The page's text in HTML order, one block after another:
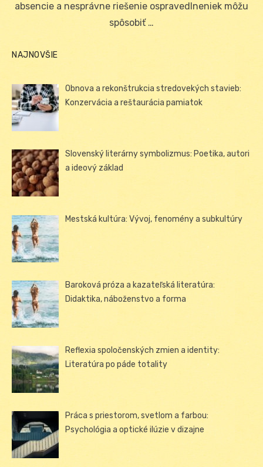
absencie a nesprávne riešenie ospravedlneniek môžu
spôsobiť …
NAJNOVŠIE
Obnova a rekonštrukcia stredovekých stavieb:
Konzervácia a reštaurácia pamiatok
Slovenský literárny symbolizmus: Poetika, autori
a ideový základ
Mestská kultúra: Vývoj, fenomény a subkultúry
Baroková próza a kazateľská literatúra:
Didaktika, náboženstvo a forma
Reflexia spoločenských zmien a identity:
Literatúra po páde totality
Práca s priestorom, svetlom a farbou:
Psychológia a optické ilúzie v dizajne